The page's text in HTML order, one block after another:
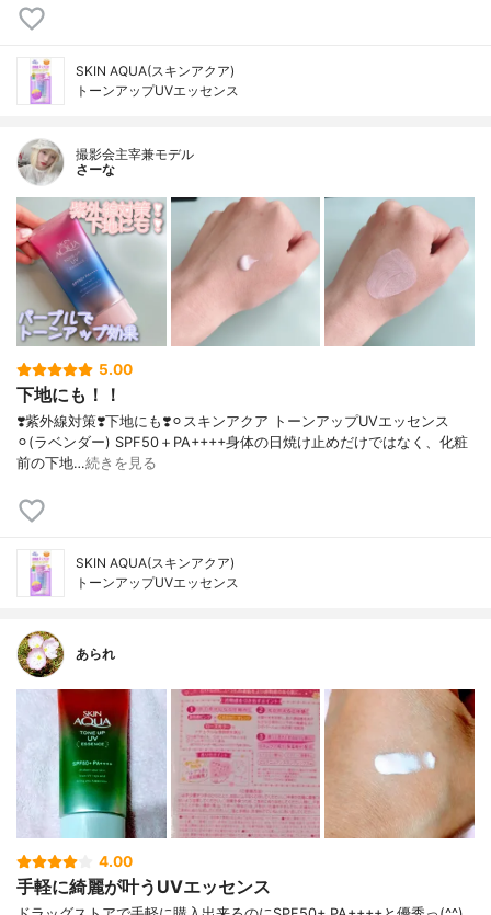
SKIN AQUA(スキンアクア)
トーンアップUVエッセンス
撮影会主宰兼モデル
さーな
5.00
下地にも！！
❣️紫外線対策❣️下地にも❣️⚪︎スキンアクア トーンアップUVエッセンス
⚪︎(ラベンダー) SPF50＋PA++++身体の日焼け止めだけではなく、化粧
前の下地…続きを見る
SKIN AQUA(スキンアクア)
トーンアップUVエッセンス
あられ
4.00
手軽に綺麗が叶うUVエッセンス